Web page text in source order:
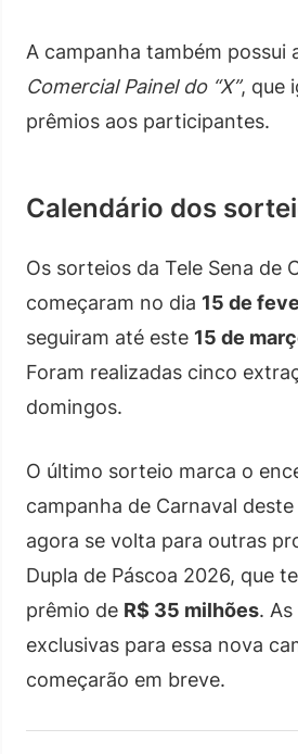
A campanha também possui
Comercial Painel do “X”, que
prêmios aos participantes.
Calendário dos
Os sorteios da Tele Sena de
começaram no dia 15 de
seguiram até este 15 de
Foram realizadas cinco
domingos.
O último sorteio marca o
campanha de Carnaval
agora se volta para outras
Dupla de Páscoa 2026, que
prêmio de R$ 35 milhões.
exclusivas para essa nova
começarão em breve.